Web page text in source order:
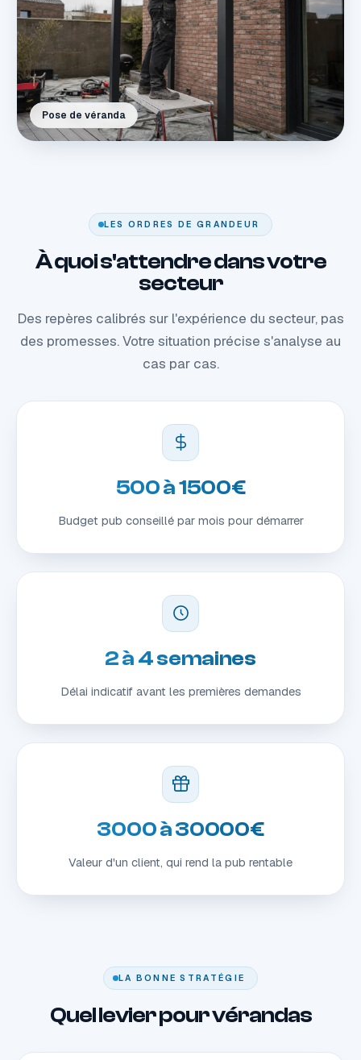
Pose de véranda
LES ORDRES DE GRANDEUR
À quoi s'attendre dans votre
secteur
Des repères calibrés sur l'expérience du secteur, pas
des promesses. Votre situation précise s'analyse au
cas par cas.
500 à 1500€
Budget pub conseillé par mois pour démarrer
2 à 4 semaines
Délai indicatif avant les premières demandes
3000 à 30000€
Valeur d'un client, qui rend la pub rentable
LA BONNE STRATÉGIE
Quel levier pour vérandas